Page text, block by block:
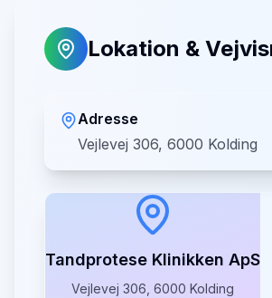
Lokation &
Adresse
Vejlevej 306, 6000 Kolding
Tandprotese Klinikken ApS
Vejlevej 306, 6000 Kolding